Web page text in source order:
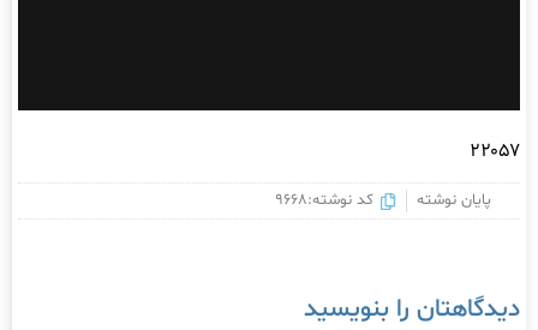
۲۲۰۵۷
پایان نوشته کد نوشته:9668
دیدگاهتان را بنویسید